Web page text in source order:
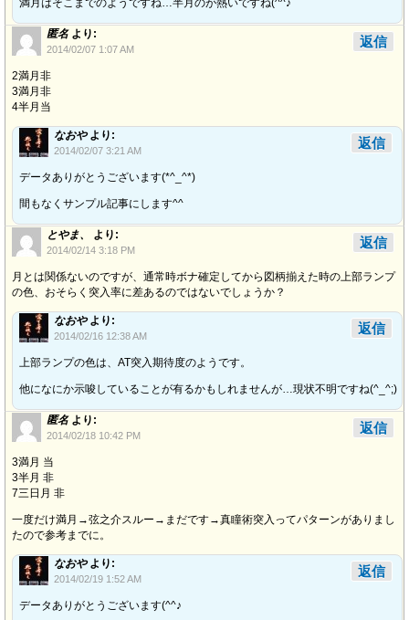
満月はそこまでのようですね…半月のが熱いですね(^^♪
匿名 より:
2014/02/07 1:07 AM
2満月非
3満月非
4半月当
返信
なおや より:
2014/02/07 3:21 AM
データありがとうございます(*^_^*)
間もなくサンプル記事にします^^
返信
とやま、 より:
2014/02/14 3:18 PM
月とは関係ないのですが、通常時ボナ確定してから図柄揃えた時の上部ランプ
の色、おそらく突入率に差あるのではないでしょうか？
返信
なおや より:
2014/02/16 12:38 AM
上部ランプの色は、AT突入期待度のようです。
他になにか示唆していることが有るかもしれませんが…現状不明ですね(^_^;)
返信
匿名 より:
2014/02/18 10:42 PM
3満月 当
3半月 非
7三日月 非
一度だけ満月→弦之介スルー→まだです→真瞳術突入ってパターンがありまし
たので参考までに。
返信
なおや より:
2014/02/19 1:52 AM
データありがとうございます(^^♪
返信